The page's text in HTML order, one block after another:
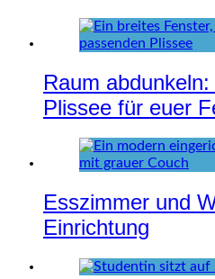
Raum
Plissee für euer
Esszimmer und
Einrichtung